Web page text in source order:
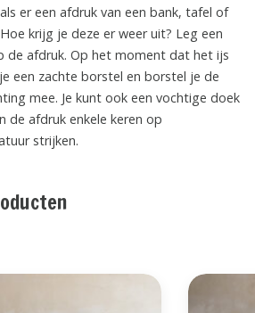
er een afdruk van een bank, tafel of
krijg je deze er weer uit? Leg een
de afdruk. Op het moment dat het ijs
een zachte borstel en borstel je de
mee. Je kunt ook een vochtige doek
de afdruk enkele keren op
strijken.